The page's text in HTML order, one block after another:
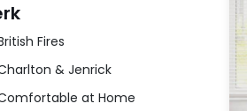
Fires
& Jenrick
at Home